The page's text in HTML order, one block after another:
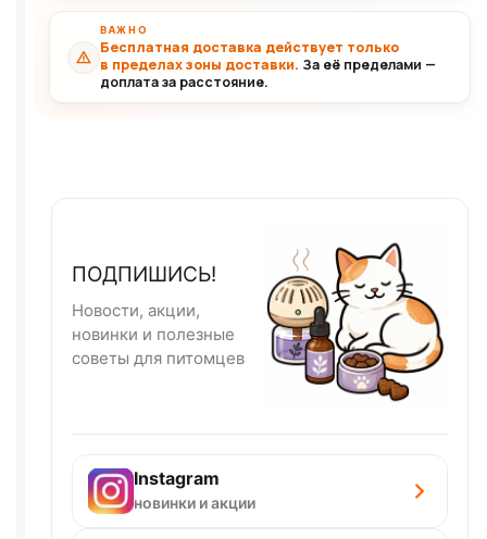
ВАЖНО
Бесплатная доставка действует только
в пределах зоны доставки. За её пределами —
доплата за расстояние.
ПОДПИШИСЬ!
Новости, акции,
новинки и полезные
советы для питомцев
Instagram
новинки и акции